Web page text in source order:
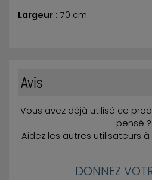
Largeur : 70 cm
Avis
Vous avez déjà utilisé ce
pensé ?
Aidez les autres utilisateurs
DONNEZ